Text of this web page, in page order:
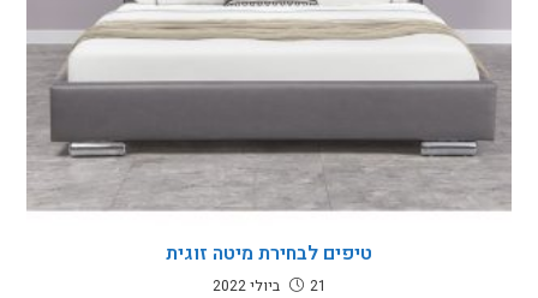
טיפים לבחירת מיטה זוגית
21 ביולי 2022